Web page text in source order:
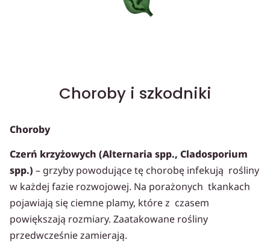
Choroby i szkodniki
Choroby
Czerń krzyżowych (Alternaria spp., Cladosporium
spp.) – grzyby powodujące tę chorobę infekują rośliny
w każdej fazie rozwojowej. Na porażonych tkankach
pojawiają się ciemne plamy, które z czasem
powiększają rozmiary. Zaatakowane rośliny
przedwcześnie zamierają.